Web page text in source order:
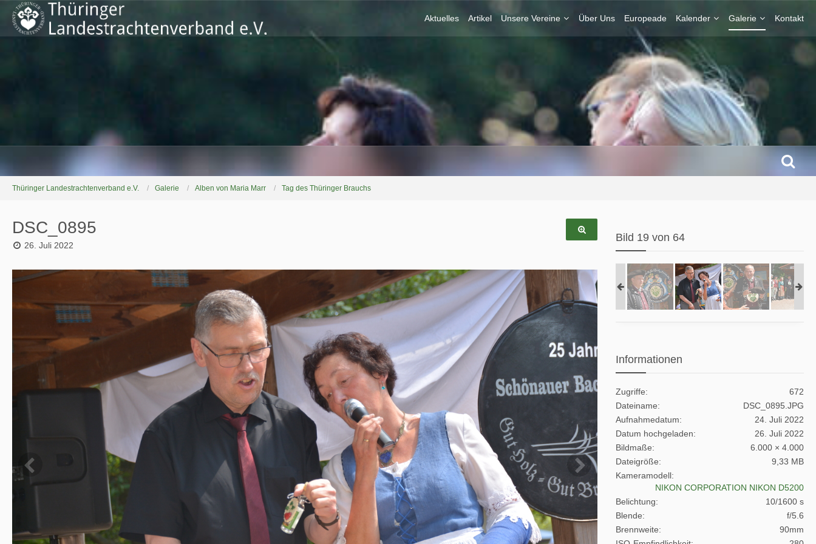
Aktuelles Artikel Unsere Vereine Über Uns Europeade Kalender Galerie Kontakt
Thüringer Landestrachtenverband e.V. Galerie Alben von Maria Marr Tag des Thüringer Brauchs
DSC_0895
26. Juli 2022
Bild 19 von 64
Informationen
Zugriffe
672
Dateiname
DSC_0895.JPG
Aufnahmedatum
24. Juli 2022
Datum hochgeladen
26. Juli 2022
Bildmaße
6.000 × 4.000
Dateigröße
9,33 MB
Kameramodell
NIKON CORPORATION NIKON D5200
Belichtung
10/1600 s
Blende
f/5.6
Brennweite
90mm